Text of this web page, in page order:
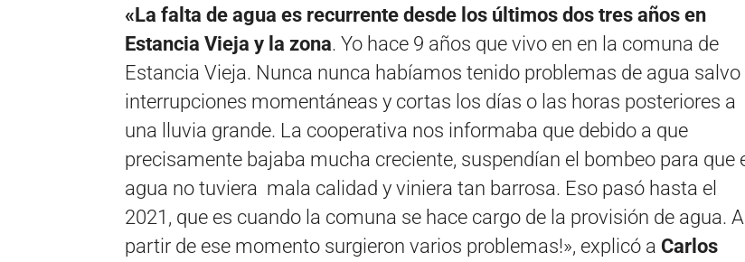
«La falta de agua es recurrente desde los últimos dos tres años en
Estancia Vieja y la zona. Yo hace 9 años que vivo en en la comuna de
Estancia Vieja. Nunca nunca habíamos tenido problemas de agua salvo
interrupciones momentáneas y cortas los días o las horas posteriores a
una lluvia grande. La cooperativa nos informaba que debido a que
precisamente bajaba mucha creciente, suspendían el bombeo para que
agua no tuviera mala calidad y viniera tan barrosa. Eso pasó hasta el
2021, que es cuando la comuna se hace cargo de la provisión de agua. A
partir de ese momento surgieron varios problemas!», explicó a Carlos